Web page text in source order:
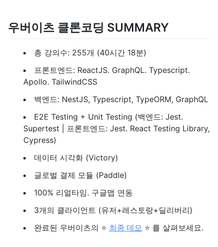
우버이츠 클론코딩 SUMMARY
총 강의수: 255개 (40시간 18분)
프론트엔드: ReactJS. GraphQL. Typescript.
Apollo. TailwindCSS
백엔드: NestJS, Typescript, TypeORM, GraphQL
E2E Testing + Unit Testing (백엔드: Jest.
Supertest | 프론트엔드: Jest. React Testing Library,
Cypress)
데이터 시각화 (Victory)
글로벌 결제 모듈 (Paddle)
100% 리얼타임. 구글맵 연동
3개의 클라이언트 (유저+레스토랑+딜리버리)
완료된 우버이츠의 ⭐️ 최종 데모 ⭐️ 를 살펴보세요.